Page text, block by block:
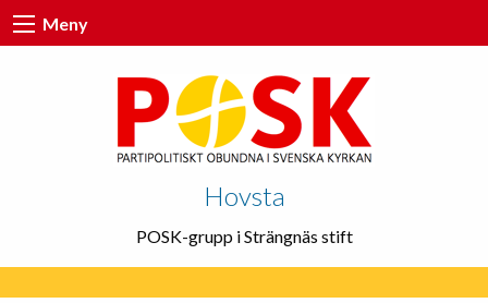
Meny
Hovsta
POSK-grupp i Strängnäs stift